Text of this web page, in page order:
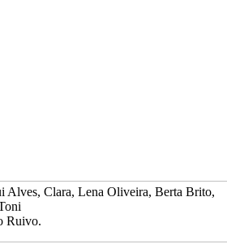
Alves, Clara, Lena Oliveira, Berta Brito,
Ruivo.